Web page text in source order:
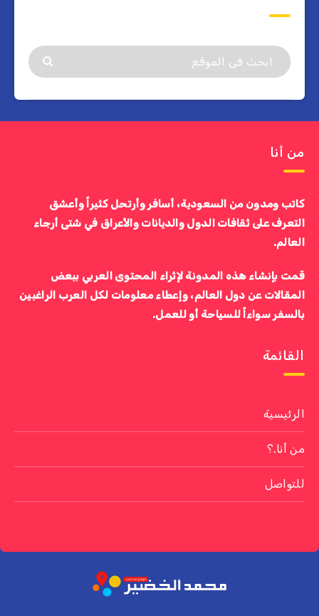
من أنا
كاتب ومدون من السعودية، أسافر وأرتحل كثيراً وأعشق
التعرف على ثقافات الدول والديانات والأعراق في شتى أرجاء
العالم.
قمت بإنشاء هذه المدونة لإثراء المحتوى العربي ببعض
المقالات عن دول العالم، وإعطاء معلومات لكل العرب الراغبين
بالسفر سواءاً للسياحة أو للعمل.
القائمة
الرئيسية
من أنا.؟
للتواصل